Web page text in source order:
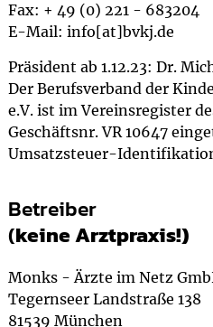
Fax: + 49 (0) 221 - 683204
E-Mail: info[at]bvkj.de
Präsident ab 1.12.23: Dr.
Der Berufsverband der
e.V. ist im Vereinsregister
Geschäftsnr. VR 10647
Umsatzsteuer-
Betreiber
(keine Arztpraxis!)
Monks - Ärzte im Netz
Tegernseer Landstraße 138
81539 München